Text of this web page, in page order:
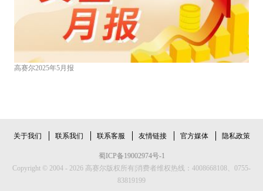
高赛尔2025年5月报
关于我们 联系我们 联系客服 友情链接 官方媒体 隐私政策
蜀ICP备19002974号-1
Copyright © 2004 - 2026 高赛尔版权所有|消费者维权热线：4008668108、0755-
83819199